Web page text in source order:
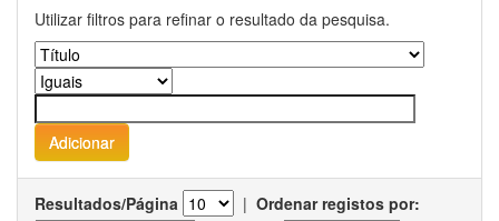
Utilizar filtros para refinar o resultado da pesquisa.
Resultados/Página | Ordenar registos por: